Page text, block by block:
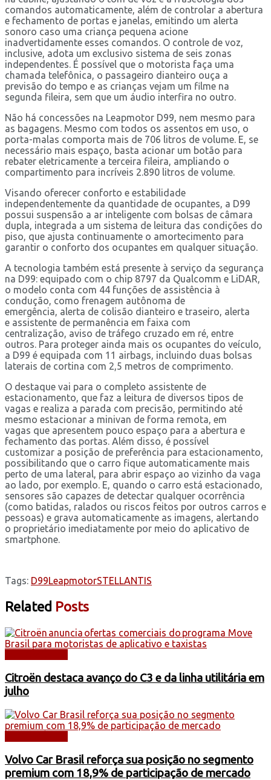
comandos automaticamente, além de controlar a abertura
e fechamento de portas e janelas, emitindo um alerta
sonoro caso uma criança pequena acione
inadvertidamente esses comandos. O controle de voz,
inclusive, adota um exclusivo sistema de seis zonas
independentes. É possível que o motorista faça uma
chamada telefônica, o passageiro dianteiro ouça a
previsão do tempo e as crianças vejam um filme na
segunda fileira, sem que um áudio interfira no outro.
Não há concessões na Leapmotor D99, nem mesmo para
as bagagens. Mesmo com todos os assentos em uso, o
porta-malas comporta mais de 706 litros de volume. E, se
necessário mais espaço, basta acionar um botão para
rebater eletricamente a terceira fileira, ampliando o
compartimento para incríveis 2.890 litros de volume.
Visando oferecer conforto e estabilidade
independentemente da quantidade de ocupantes, a D99
possui suspensão a ar inteligente com bolsas de câmara
dupla, integrada a um sistema de leitura das condições do
piso, que ajusta continuamente o amortecimento para
garantir o conforto dos ocupantes em qualquer situação.
A tecnologia também está presente à serviço da segurança
na D99: equipado com o chip 8797 da Qualcomm e LiDAR,
o modelo conta com 44 funções de assistência à
condução, como frenagem autônoma de
emergência, alerta de colisão dianteiro e traseiro, alerta
e assistente de permanência em faixa com
centralização, aviso de tráfego cruzado em ré, entre
outros. Para proteger ainda mais os ocupantes do veículo,
a D99 é equipada com 11 airbags, incluindo duas bolsas
laterais de cortina com 2,5 metros de comprimento.
O destaque vai para o completo assistente de
estacionamento, que faz a leitura de diversos tipos de
vagas e realiza a parada com precisão, permitindo até
mesmo estacionar a minivan de forma remota, em
vagas que apresentem pouco espaço para a abertura e
fechamento das portas. Além disso, é possível
customizar a posição de preferência para estacionamento,
possibilitando que o carro fique automaticamente mais
perto de uma lateral, para abrir espaço ao vizinho da vaga
ao lado, por exemplo. E, quando o carro está estacionado,
sensores são capazes de detectar qualquer ocorrência
(como batidas, ralados ou riscos feitos por outros carros e
pessoas) e grava automaticamente as imagens, alertando
o proprietário imediatamente por meio do aplicativo de
smartphone.
Tags: D99LeapmotorSTELLANTIS
Related Posts
Citroën destaca avanço do C3 e da linha utilitária em
julho
Volvo Car Brasil reforça sua posição no segmento
premium com 18,9% de participação de mercado